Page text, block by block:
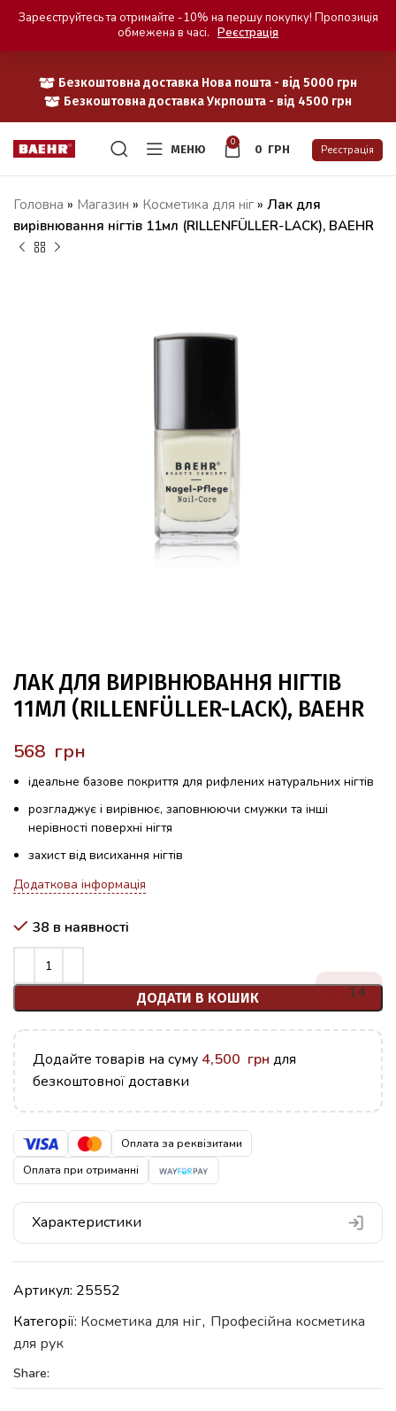
Безкоштовна доставка Нова пошта - від 5000 грн
Безкоштовна доставка Укрпошта - від 4500 грн
МЕНЮ
0
0 ГРН Реєстрація
Головна » Магазин » Косметика для ніг » Лак для
вирівнювання нігтів 11мл (RILLENFÜLLER-LACK), BAEHR
ЛАК ДЛЯ ВИРІВНЮВАННЯ НІГТІВ
11МЛ (RILLENFÜLLER-LACK), BAEHR
грн
ідеальне базове покриття для рифлених натуральних нігтів
розгладжує і вирівнює, заповнюючи смужки та інші
нерівності поверхні нігтя
захист від висихання нігтів
Додаткова інформація
38 в наявності
ДОДАТИ В КОШИК 14
Додайте товарів на суму 4,500 грн для
безкоштовної доставки
Оплата за реквізитами
Оплата при отриманні
Характеристики
Артикул: 25552
Категорії: Косметика для ніг, Професійна косметика
для рук
Share:
Зареєструйтесь та отримайте -10% на першу покупку! Пропозиція
обмежена в часі. Реєстрація